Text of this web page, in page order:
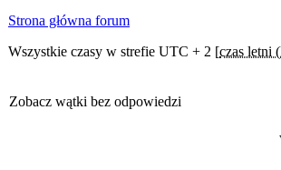
Strona główna forum
Wszystkie czasy w strefie UTC + 2 [czas letni
Zobacz wątki bez odpowiedzi